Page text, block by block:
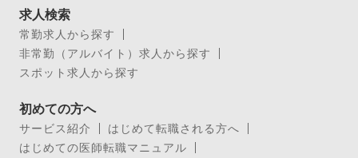
求人検索
常勤求人から探す
非常勤（アルバイト）求人から探す
スポット求人から探す
初めての方へ
サービス紹介
はじめて転職される方へ
はじめての医師転職マニュアル